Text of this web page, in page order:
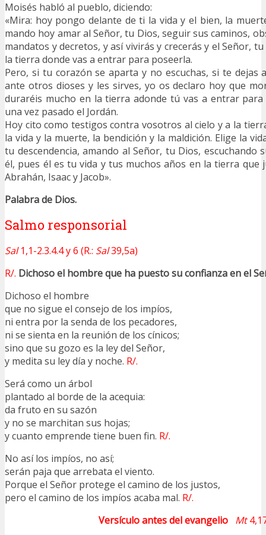
Moisés habló al pueblo, diciendo:
«Mira: hoy pongo delante de ti la vida y el bien, la
mando hoy amar al Señor, tu Dios, seguir sus caminos,
mandatos y decretos, y así vivirás y crecerás y el Señor,
la tierra donde vas a entrar para poseerla.
Pero, si tu corazón se aparta y no escuchas, si te
ante otros dioses y les sirves, yo os declaro hoy que
duraréis mucho en la tierra adonde tú vas a entrar
una vez pasado el Jordán.
Hoy cito como testigos contra vosotros al cielo y a la
la vida y la muerte, la bendición y la maldición. Elige la
tu descendencia, amando al Señor, tu Dios, escuchando
él, pues él es tu vida y tus muchos años en la tierra que
Abrahán, Isaac y Jacob».
Palabra de Dios.
Salmo responsorial
Sal1,1-2.3.4.4 y 6 (R.: Sal39,5a)
R/. Dichoso el hombre que ha puesto su confianza en el
Dichoso el hombre
que no sigue el consejo de los impíos,
ni entra por la senda de los pecadores,
ni se sienta en la reunión de los cínicos;
sino que su gozo es la ley del Señor,
y medita su ley día y noche. R/.
Será como un árbol
plantado al borde de la acequia:
da fruto en su sazón
y no se marchitan sus hojas;
y cuanto emprende tiene buen fin. R/.
No así los impíos, no así;
serán paja que arrebata el viento.
Porque el Señor protege el camino de los justos,
pero el camino de los impíos acaba mal. R/.
Versículo antes del evangelio
Mt